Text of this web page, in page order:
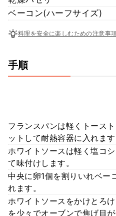
ベーコン(ハーフサイズ)
料理を安全に楽しむための注意事
手順
フランスパンは軽くトース
ットして耐熱容器に入れます
ホワイトソースは軽く塩コ
て味付けします。
中央に卵1個を割りいれベー
れます。
ホワイトソースをかけとろ
を少々でオーブンで焦げ目